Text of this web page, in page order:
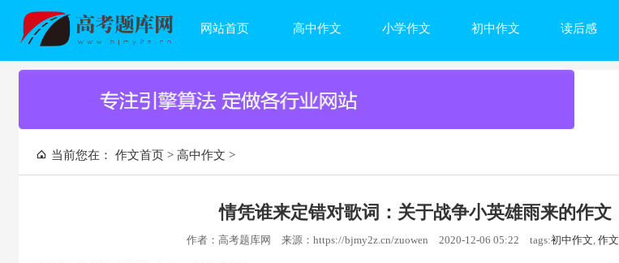
网站首页 高中作文 小学作文 初中作文 读后感
当前您在： 作文首页 > 高中作文 >
情凭谁来定错对歌词：关于战争小英雄雨来的作文
作者：高考题库网 来源：https://bjmy2z.cn/zuowen 2020-12-06 05:22 tags:初中作文, 作文